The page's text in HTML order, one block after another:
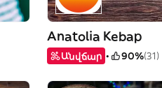
Anatolia Kebap
Անվճար 90%(31)